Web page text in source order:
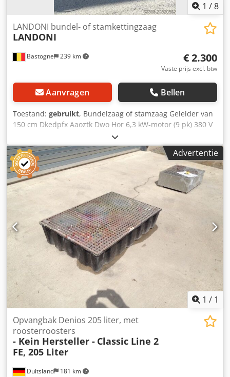
1 /8
Bastogne 239 km
LANDONI bundel- of stamkettingzaag
LANDONI
€ 2.300
Vaste prijs excl. btw
Aanvragen Bellen
Toestand: gebruikt, Bundelzaag of stamzaag Geleider van
150 cm Dkedpfx Aaoztk Dwo Hor 6,3 kW-motor (9 pk) 380 V
Kettingolievoorziening Ketting in redelijke staat (enkele
tanden ontbreken)
Advertentie
1 / 1
Duitsland 181 km
Opvangbak Denios 205 liter, met
roosterroosters
- Kein Hersteller - Classic Line 2
FE, 205 Liter